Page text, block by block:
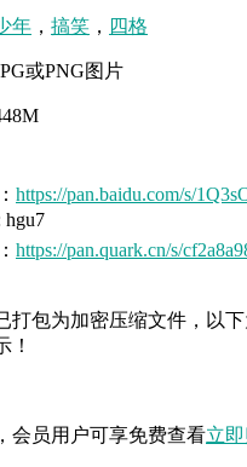
年 ， 搞笑 ， 四格
或PNG图片
https://pan.baidu.com/s/
https://pan.quark.cn/s/
打包为加密压缩文件，以
！
，会员用户可享免费查看立